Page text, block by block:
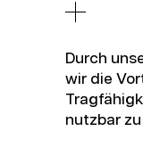
Durch
wir die
nutzbar